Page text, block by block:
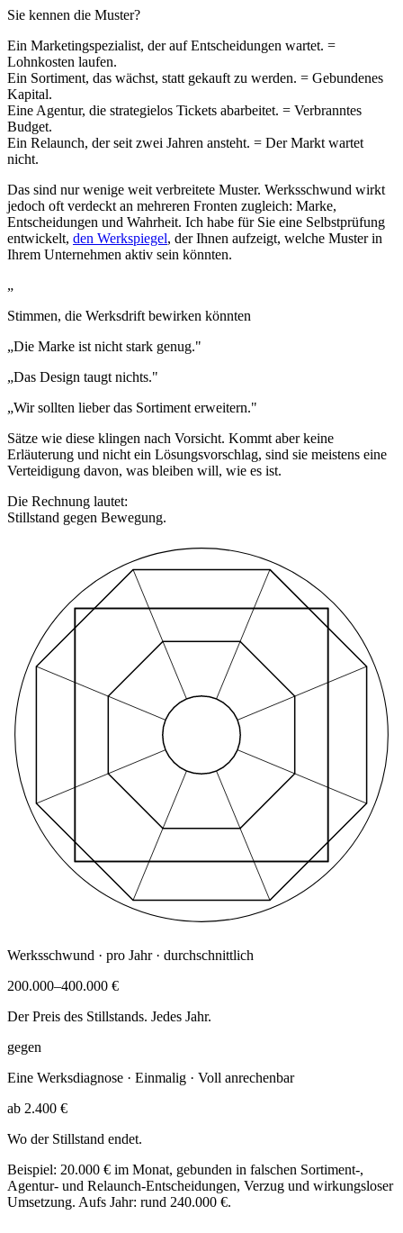
Sie kennen die Muster?
Ein Marketingspezialist, der auf Entscheidungen wartet. =
Lohnkosten laufen.
Ein Sortiment, das wächst, statt gekauft zu werden. = Gebundenes
Kapital.
Eine Agentur, die strategielos Tickets abarbeitet. = Verbranntes
Budget.
Ein Relaunch, der seit zwei Jahren ansteht. = Der Markt wartet
nicht.
Das sind nur wenige weit verbreitete Muster. Werksschwund wirkt
jedoch oft verdeckt an mehreren Fronten zugleich: Marke,
Entscheidungen und Wahrheit. Ich habe für Sie eine Selbstprüfung
entwickelt, den Werkspiegel, der Ihnen aufzeigt, welche Muster in
Ihrem Unternehmen aktiv sein könnten.
„
Stimmen, die Werksdrift bewirken könnten
„Die Marke ist nicht stark genug."
„Das Design taugt nichts."
„Wir sollten lieber das Sortiment erweitern."
Sätze wie diese klingen nach Vorsicht. Kommt aber keine
Erläuterung und nicht ein Lösungsvorschlag, sind sie meistens eine
Verteidigung davon, was bleiben will, wie es ist.
Die Rechnung lautet:
Stillstand gegen Bewegung.
Werksschwund · pro Jahr · durchschnittlich
200.000–400.000 €
Der Preis des Stillstands. Jedes Jahr.
gegen
Eine Werksdiagnose · Einmalig · Voll anrechenbar
ab 2.400 €
Wo der Stillstand endet.
Beispiel: 20.000 € im Monat, gebunden in falschen Sortiment-,
Agentur- und Relaunch-Entscheidungen, Verzug und wirkungsloser
Umsetzung. Aufs Jahr: rund 240.000 €.